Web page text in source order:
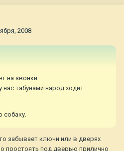
2008
на звонки.
нас табунами народ ходит
собаку.
забывает ключи или в дверях
простоять под дверью прилично